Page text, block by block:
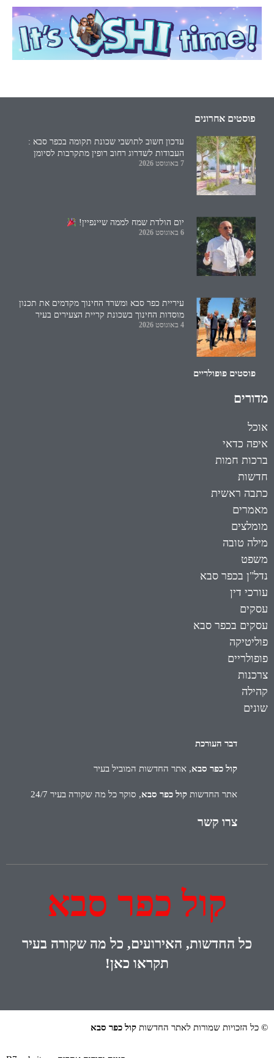
פוסטים אחרונים
עדכון חשוב לתושבי שכונת תקומה בכפר סבא :
העבודות לשדרוג רחוב רופין מתקרבות לסיומן
7 באוגוסט 2026
יום הולדת שמח לממה שיינפיין!
6 באוגוסט 2026
עיריית כפר סבא ומשרד החינוך מקדמים את תכנון
מוסדות החינוך בשכונת קריית הצעירים בעיר
4 באוגוסט 2026
פוסטים פופולריים
מדורים
אוכל
איפה כדאי
ברכות חמות
חדשות
כתבה ראשית
מאמרים
מומלצים
מילה טובה
משפט
נדל"ן בכפר סבא
עורכי דין
עסקים
עסקים בכפר סבא
פוליטיקה
פופולריים
צרכנות
קהילה
שונים
דבר העורכת
קול כפר סבא, אתר החדשות המוביל בעיר
אתר החדשות קול כפר סבא, סוקר כל מה שקורה בעיר 24/7
צרו קשר
קול כפר סבא
כל החדשות, האירועים, כל מה שקורה בעיר
תקראו כאן!
© כל הזכויות שמורות לאתר החדשות קול כפר סבא